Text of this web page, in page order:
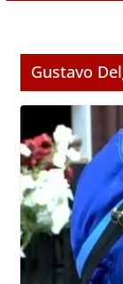
Gustavo